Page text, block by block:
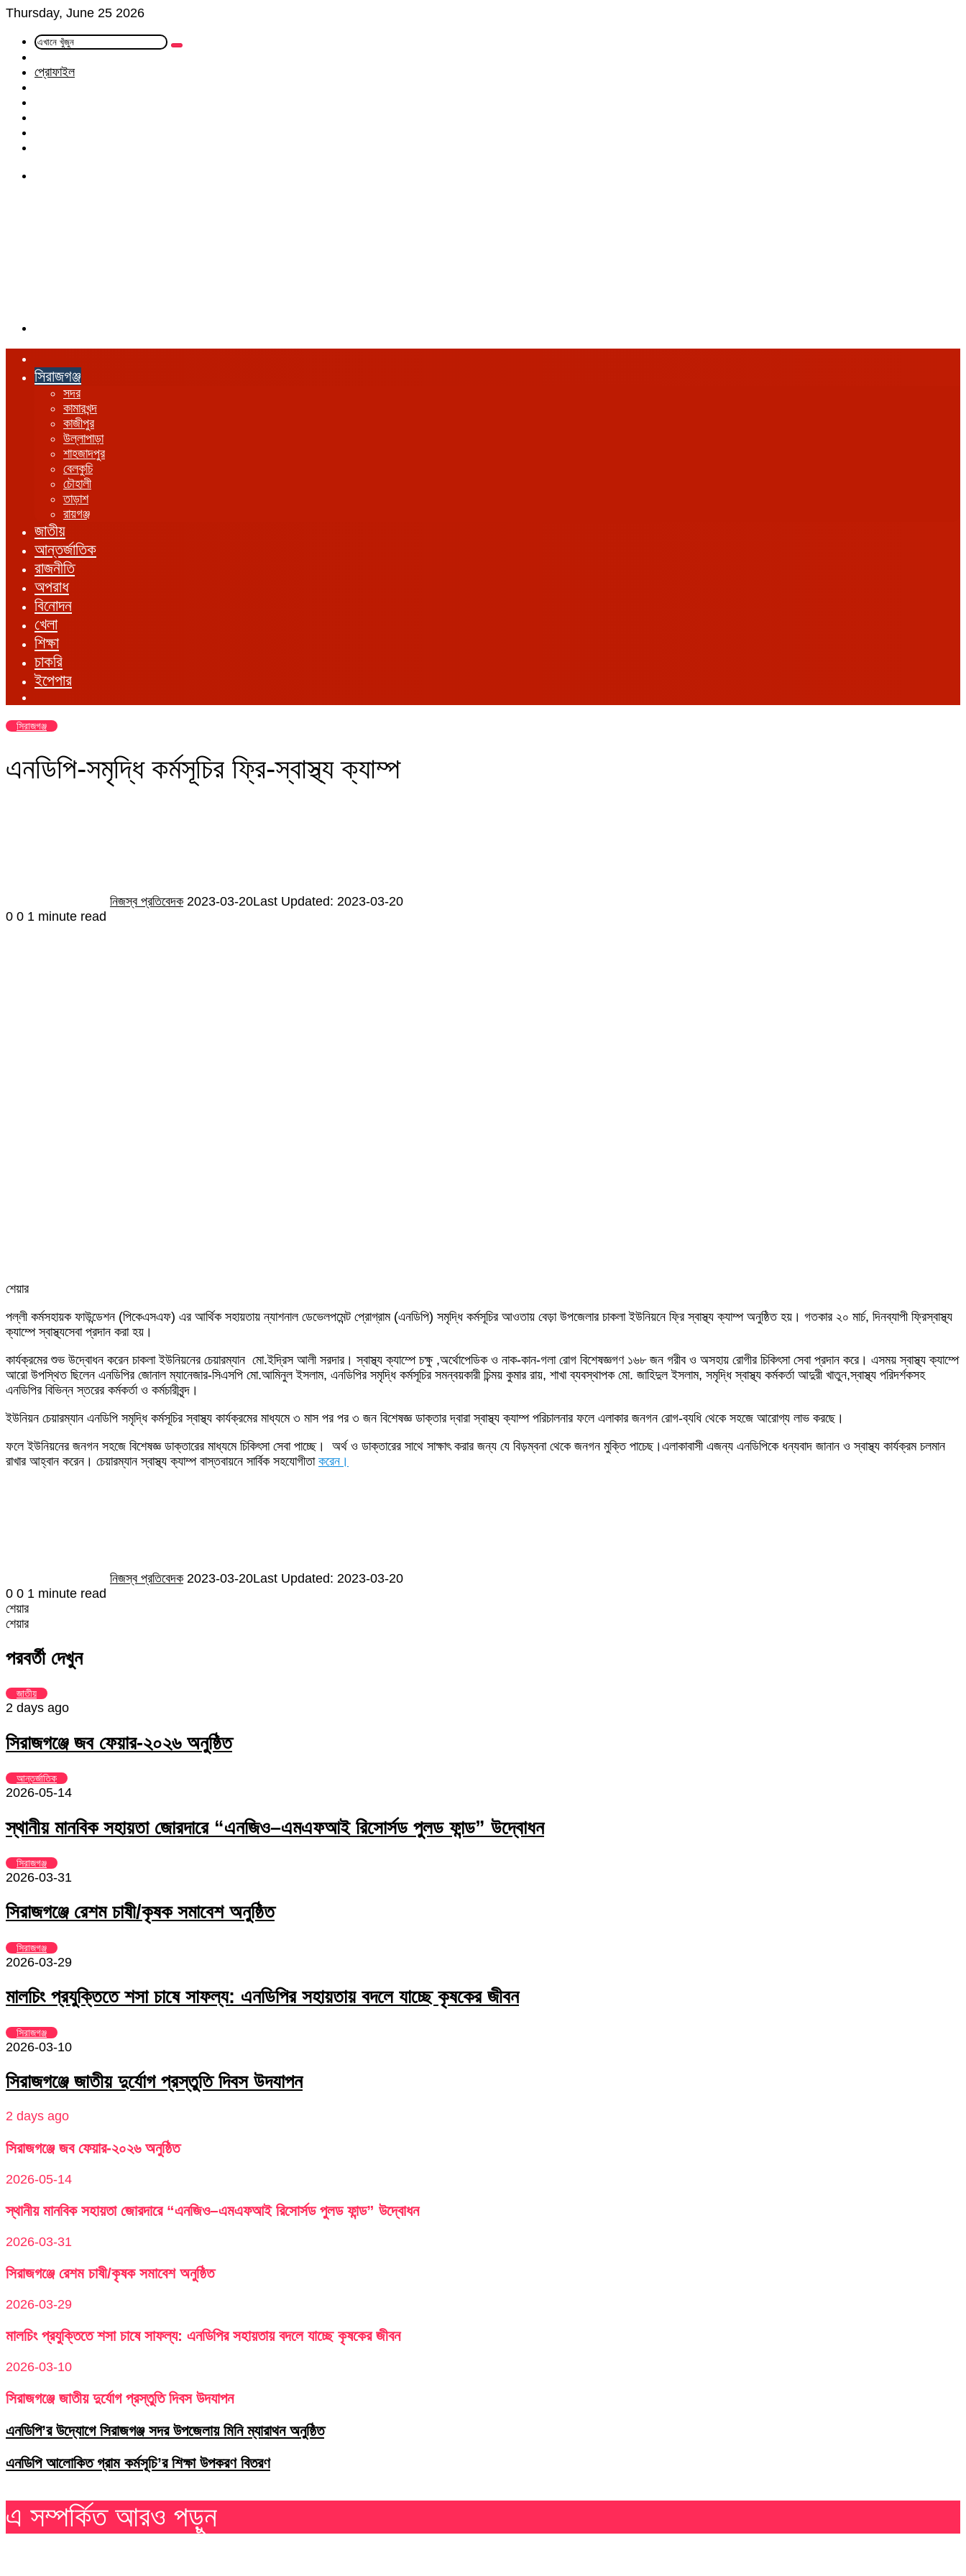
Thursday, June 25 2026
এখানে
Article
প্রোফাইল
সিরাজগঞ্জ
সদর
কামারখন্দ
কাজীপুর
উল্লাপাড়া
শাহজাদপুর
বেলকুচি
চৌহালী
তাড়াশ
রায়গঞ্জ
জাতীয়
আন্তর্জাতিক
রাজনীতি
অপরাধ
বিনোদন
খেলা
শিক্ষা
চাকরি
ইপেপার
সিরাজগঞ্জ
এনডিপি-সমৃদ্ধি কর্মসূচির ফ্রি-স্বাস্থ্য ক্যাম্প
নিজস্ব প্রতিবেদক 2023-03-20Last Updated: 2023-03-20
0 0 1 minute read
শেয়ার
via
Email
পল্লী কর্মসহায়ক ফাউন্ডেশন (পিকেএসএফ) এর আর্থিক সহায়তায় ন্যাশনাল ডেভেলপমেন্ট প্রোগ্রাম (এনডিপি) সমৃদ্ধি কর্মসূচির আওতায় বেড়া উপজেলার চাকলা ইউনিয়নে ফ্রি স্বাস্থ্য ক্যাম্প অনুষ্ঠিত হয়। গতকার ২০ মার্চ, দিনব্যাপী ফ্রিস্বাস্থ্য
ক্যাম্পে স্বাস্থ্যসেবা প্রদান করা হয়।
কার্যক্রমের শুভ উদ্বোধন করেন চাকলা ইউনিয়নের চেয়ারম্যান মো.ইদ্রিস আলী সরদার। স্বাস্থ্য ক্যাম্পে চক্ষু ,অর্থোপেডিক ও নাক-কান-গলা রোগ বিশেষজ্ঞগণ ১৬৮ জন গরীব ও অসহায় রোগীর চিকিৎসা সেবা প্রদান করে। এসময় স্বাস্থ্য ক্যাম্পে
আরো উপস্থিত ছিলেন এনডিপির জোনাল ম্যানেজার-সিএসপি মো.আমিনুল ইসলাম, এনডিপির সমৃদ্ধি কর্মসূচির সমন্বয়কারী চিন্ময় কুমার রায়, শাখা ব্যবস্থাপক মো. জাহিদুল ইসলাম, সমৃদ্ধি স্বাস্থ্য কর্মকর্তা আদুরী খাতুন,স্বাস্থ্য পরিদর্শকসহ
এনডিপির বিভিন্ন স্তরের কর্মকর্তা ও কর্মচারীবৃন্দ।
ইউনিয়ন চেয়ারম্যান এনডিপি সমৃদ্ধি কর্মসূচির স্বাস্থ্য কার্যক্রমের মাধ্যমে ৩ মাস পর পর ৩ জন বিশেষজ্ঞ ডাক্তার দ্বারা স্বাস্থ্য ক্যাম্প পরিচালনার ফলে এলাকার জনগন রোগ-ব্যধি থেকে সহজে আরোগ্য লাভ করছে।
ফলে ইউনিয়নের জনগন সহজে বিশেষজ্ঞ ডাক্তারের মাধ্যমে চিকিৎসা সেবা পাচ্ছে। অর্থ ও ডাক্তারের সাথে সাক্ষাৎ করার জন্য যে বিড়ম্বনা থেকে জনগন মুক্তি পাচেছ।এলাকাবাসী এজন্য এনডিপিকে ধন্যবাদ জানান ও স্বাস্থ্য কার্যক্রম চলমান
রাখার আহ্বান করেন। চেয়ারম্যান স্বাস্থ্য ক্যাম্প বাস্তবায়নে সার্বিক সহযোগীতা করেন।
নিজস্ব প্রতিবেদক 2023-03-20Last Updated: 2023-03-20
0 0 1 minute read
শেয়ার
Facebook
Twitter
LinkedIn
Skype
Messenger
Messenger
WhatsApp
Telegram
Share
Email
প্রিন্ট
শেয়ার
via
Email
পরবর্তী দেখুন
জাতীয়
2 days ago
সিরাজগঞ্জে জব ফেয়ার-২০২৬ অনুষ্ঠিত
আন্তর্জাতিক
2026-05-14
স্থানীয় মানবিক সহায়তা জোরদারে “এনজিও–এমএফআই রিসোর্সড পুলড ফান্ড” উদ্বোধন
সিরাজগঞ্জ
2026-03-31
সিরাজগঞ্জে রেশম চাষী/কৃষক সমাবেশ অনুষ্ঠিত
সিরাজগঞ্জ
2026-03-29
মালচিং প্রযুক্তিতে শসা চাষে সাফল্য: এনডিপির সহায়তায় বদলে যাচ্ছে কৃষকের জীবন
সিরাজগঞ্জ
2026-03-10
সিরাজগঞ্জে জাতীয় দুর্যোগ প্রস্তুতি দিবস উদযাপন
2 days ago
সিরাজগঞ্জে জব ফেয়ার-২০২৬ অনুষ্ঠিত
2026-05-14
স্থানীয় মানবিক সহায়তা জোরদারে “এনজিও–এমএফআই রিসোর্সড পুলড ফান্ড” উদ্বোধন
2026-03-31
সিরাজগঞ্জে রেশম চাষী/কৃষক সমাবেশ অনুষ্ঠিত
2026-03-29
মালচিং প্রযুক্তিতে শসা চাষে সাফল্য: এনডিপির সহায়তায় বদলে যাচ্ছে কৃষকের জীবন
2026-03-10
সিরাজগঞ্জে জাতীয় দুর্যোগ প্রস্তুতি দিবস উদযাপন
এনডিপি’র উদ্যোগে সিরাজগঞ্জ সদর উপজেলায় মিনি ম্যারাথন অনুষ্ঠিত
এনডিপি আলোকিত গ্রাম কর্মসূচি’র শিক্ষা উপকরণ বিতরণ
এ সম্পর্কিত আরও পড়ুন